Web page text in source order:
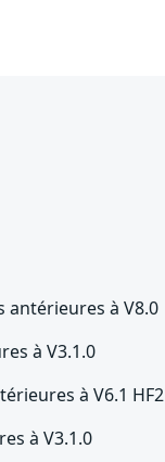
antérieures à V8.0
à V3.1.0
à V6.1 HF2
à V3.1.0